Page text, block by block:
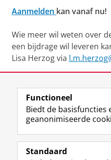
Aanmelden kan vanaf nu!
Wie meer wil weten over
een bijdrage wil leveren
Lisa Herzog via
Deel dit Facebook
Volg ons op
Functioneel
Biedt de basisfuncties
geanonimiseerde
Standaard